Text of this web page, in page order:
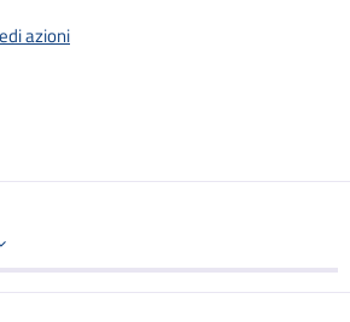
azioni